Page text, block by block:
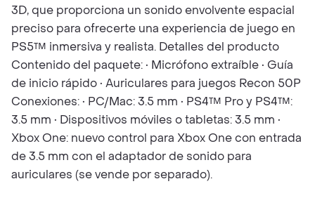
3D, que proporciona un sonido envolvente espacial
preciso para ofrecerte una experiencia de juego en
PS5™ inmersiva y realista. Detalles del producto
Contenido del paquete: • Micrófono extraíble • Guía
de inicio rápido • Auriculares para juegos Recon 50P
Conexiones: • PC/Mac: 3.5 mm • PS4™ Pro y PS4™:
3.5 mm • Dispositivos móviles o tabletas: 3.5 mm •
Xbox One: nuevo control para Xbox One con entrada
de 3.5 mm con el adaptador de sonido para
auriculares (se vende por separado).